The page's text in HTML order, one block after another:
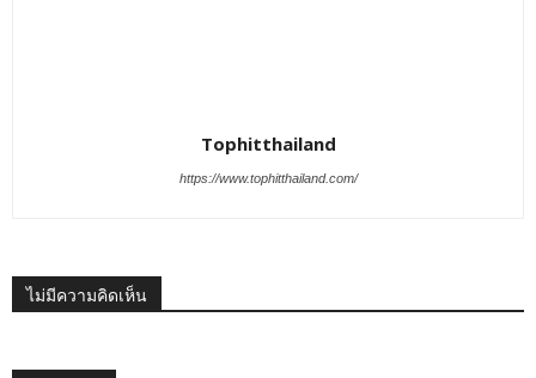
Tophitthailand
https://www.tophitthailand.com/
ไม่มีความคิดเห็น